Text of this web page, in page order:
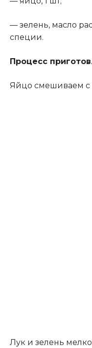
— зелень, масло
специи.
Процесс
Яйцо смешиваем с
Лук и зелень